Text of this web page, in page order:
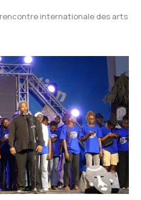
rencontre internationale des arts